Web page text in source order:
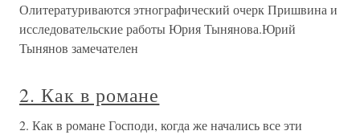
Олитературиваются этнографический очерк Пришвина и
исследовательские работы Юрия Тынянова.Юрий
Тынянов замечателен
2. Как в романе
2. Как в романе Господи, когда же начались все эти